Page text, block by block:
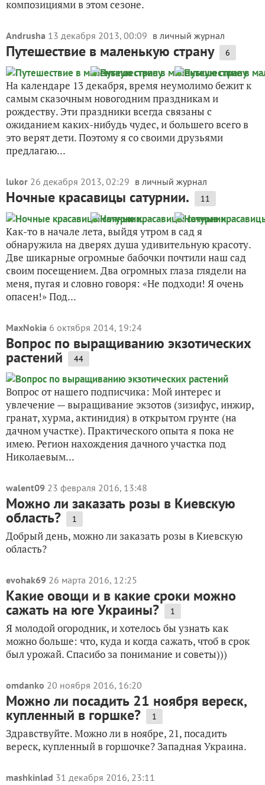
композициями в этом сезоне.
Andrusha 13 декабря 2013, 00:09 в личный журнал
Путешествие в маленькую страну 6
На календаре 13 декабря, время неумолимо бежит к
самым сказочным новогодним праздникам и
рождеству. Эти праздники всегда связаны с
ожиданием каких-нибудь чудес, и большего всего в
это верят дети. Поэтому я со своими друзьями
предлагаю...
lukor 26 декабря 2013, 02:29 в личный журнал
Ночные красавицы сатурнии. 11
Как-то в начале лета, выйдя утром в сад я
обнаружила на дверях душа удивительную красоту.
Две шикарные огромные бабочки почтили наш сад
своим посещением. Два огромных глаза глядели на
меня, пугая и словно говоря: «Не подходи! Я очень
опасен!» Под...
MaxNokia 6 октября 2014, 19:24
Вопрос по выращиванию экзотических
растений 44
Вопрос от нашего подписчика: Мой интерес и
увлечение — выращивание экзотов (зизифус, инжир,
гранат, хурма, актинидия) в открытом грунте (на
дачном участке). Практического опыта я пока не
имею. Регион нахождения дачного участка под
Николаевым...
walent09 23 февраля 2016, 13:48
Можно ли заказать розы в Киевскую
область? 1
Добрый день, можно ли заказать розы в Киевскую
область?
evohak69 26 марта 2016, 12:25
Какие овощи и в какие сроки можно
сажать на юге Украины? 1
Я молодой огородник, и хотелось бы узнать как
можно больше: что, куда и когда сажать, чтоб в срок
был урожай. Спасибо за понимание и советы)))
omdanko 20 ноября 2016, 16:20
Можно ли посадить 21 ноября вереск,
купленный в горшке? 1
Здравствуйте. Можно ли в ноябре, 21, посадить
вереск, купленный в горшочке? Западная Украина.
mashkinlad 31 декабря 2016, 23:11